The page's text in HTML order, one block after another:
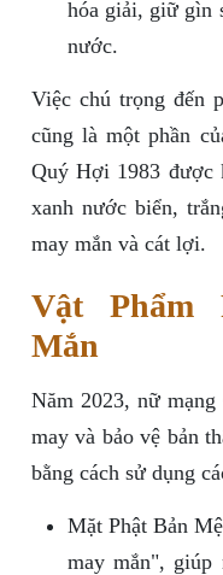
hóa giải, giữ gìn
nước.
Việc chú trọng đến
cũng là một phần
Quý Hợi 1983 được
xanh nước biển,
may mắn và cát lợi.
Vật Phẩm
Mắn
Năm 2023, nữ
may và bảo vệ bản
bằng cách sử dụng
Mặt Phật Bản
may mắn",